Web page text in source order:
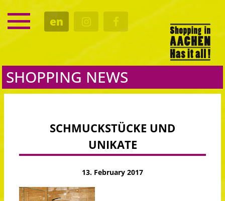
en
SERVICE
DATES
SHOPPING NEWS
SCHMUCKSTÜCKE UND
UNIKATE
13. February 2017